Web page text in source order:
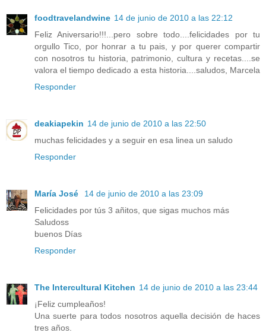
foodtravelandwine 14 de junio de 2010 a las 22:12
Feliz Aniversario!!!...pero sobre todo....felicidades por tu
orgullo Tico, por honrar a tu pais, y por querer compartir
con nosotros tu historia, patrimonio, cultura y recetas....se
valora el tiempo dedicado a esta historia....saludos, Marcela
Responder
deakiapekin 14 de junio de 2010 a las 22:50
muchas felicidades y a seguir en esa linea un saludo
Responder
María José
14 de junio de 2010 a las 23:09
Felicidades por tús 3 añitos, que sigas muchos más
Saludoss
buenos Días
Responder
The Intercultural Kitchen 14 de junio de 2010 a las 23:44
¡Feliz cumpleaños!
Una suerte para todos nosotros aquella decisión de haces
tres años.